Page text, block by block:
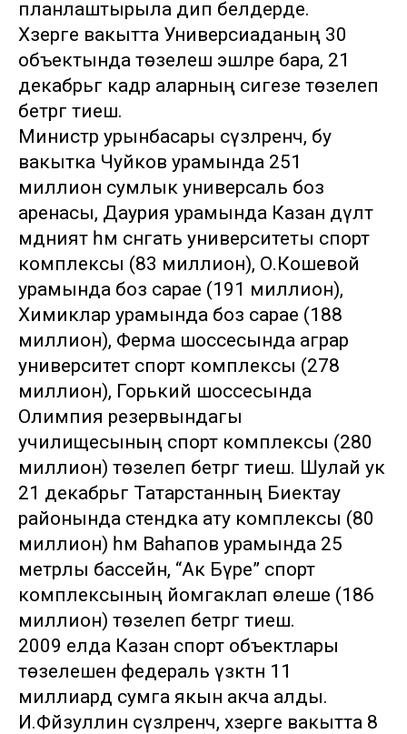
планлаштырыла дип белдерде.
Хәзерге вакытта Универсиаданың 30
объектында төзелеш эшләре бара, 21
декабрьгә кадәр аларның сигезе төзелеп
бетәргә тиеш.
Министр урынбасары сүзләренчә, бу
вакытка Чуйков урамында 251
миллион сумлык универсаль боз
аренасы, Даурия урамында Казан дәүләт
мәдәният һәм сәнәгать университеты спорт
комплексы (83 миллион), О.Кошевой
урамында боз сарае (191 миллион),
Химиклар урамында боз сарае (188
миллион), Ферма шоссесында аграр
университет спорт комплексы (278
миллион), Горький шоссесында
Олимпия резервындагы
училищесының спорт комплексы (280
миллион) төзелеп бетәргә тиеш. Шулай ук
21 декабрьгә Татарстанның Биектау
районында стендка ату комплексы (80
миллион) һәм Ваһапов урамында 25
метрлы бассейн, “Ак Бүре” спорт
комплексының йомгаклап өлеше (186
миллион) төзелеп бетәргә тиеш.
2009 елда Казан спорт объектлары
төзелешенә федераль үзәктән 11
миллиард сумга якын акча алды.
И.Фәйзуллин сүзләренчә, хәзерге вакытта 8